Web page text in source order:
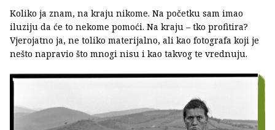
Koliko ja znam, na kraju nikome. Na početku sam imao
iluziju da će to nekome pomoći. Na kraju – tko profitira?
Vjerojatno ja, ne toliko materijalno, ali kao fotografa koji je
nešto napravio što mnogi nisu i kao takvog te vrednuju.